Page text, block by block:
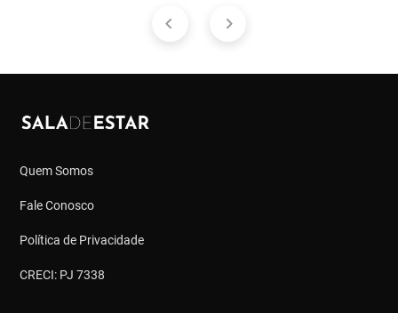
Quem Somos
Fale Conosco
Política de Privacidade
CRECI: PJ 7338